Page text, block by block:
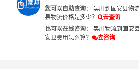
您可以自助查询： 吴川到固安县物
县物流价格是多少？
去查询
也可以在线咨询： 吴川物流到固安
安县费用怎么算？
去咨询